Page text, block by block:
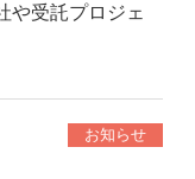
や受託プロジェ
お知らせ